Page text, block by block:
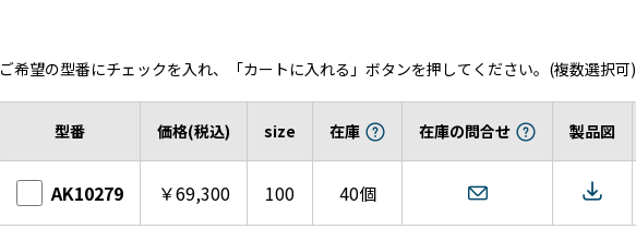
ご希望の型番にチェックを入れ、「カートに入れる」ボタンを押してください。(複数選択可)
型番 価格(税込) size 在庫
AK10279 ￥69,300 100 40個
在庫の問合せ 製品図